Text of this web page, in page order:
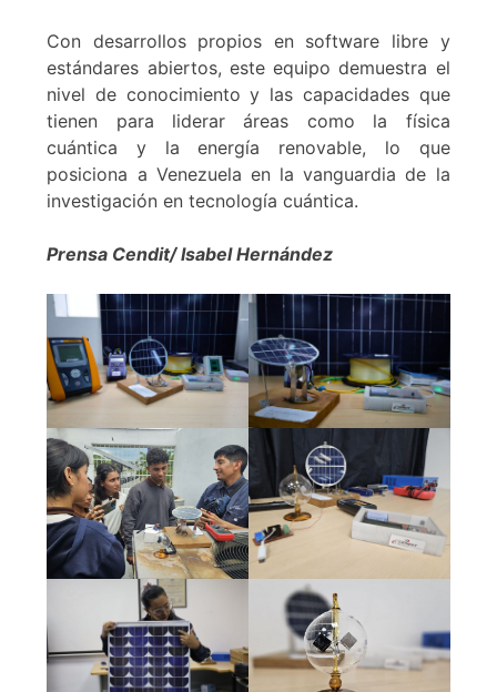
Con desarrollos propios en software libre y
estándares abiertos, este equipo demuestra el
nivel de conocimiento y las capacidades que
tienen para liderar áreas como la física
cuántica y la energía renovable, lo que
posiciona a Venezuela en la vanguardia de la
investigación en tecnología cuántica.
Prensa Cendit/ Isabel Hernández